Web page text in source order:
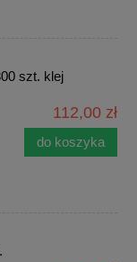
szt. klej
112,00 zł
do koszyka